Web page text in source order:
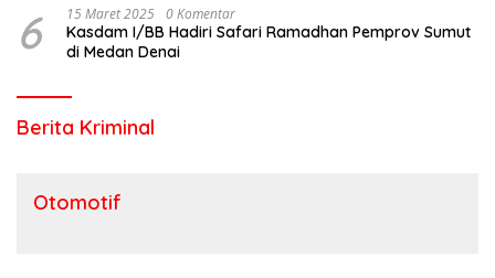
6 15 Maret 2025 0 Komentar
Kasdam I/BB Hadiri Safari Ramadhan Pemprov Sumut
di Medan Denai
Berita Kriminal
Otomotif